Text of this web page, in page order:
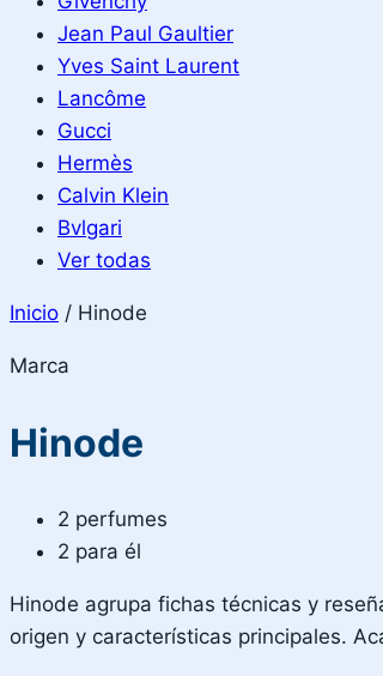
Jean Paul Gaultier
Yves Saint Laurent
Lancôme
Gucci
Hermès
Calvin Klein
Bvlgari
Ver todas
Inicio / Hinode
Marca
Hinode
2 perfumes
2 para él
Hinode agrupa fichas técnicas y
origen y características principales.